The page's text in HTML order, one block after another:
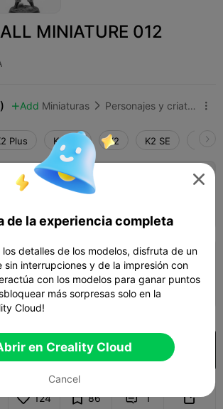
MINIATURE 012
 Add Miniaturas  Personajes y criaturas 
Plus K2 Pro K2 K2 SE
0.2mm layer, 2 walls, 15% infill
0.2mm layer, 2 walls, 15% infill
 01h 26m  1 plates  17.56g
Abrir en Creality Cloud
124 86  1 

de la experiencia completa
detalles de los modelos, disfruta de un
sin interrupciones y de la impresión con
con los modelos para ganar puntos
más sorpresas solo en la
Cloud!
en Creality Cloud
Cancel